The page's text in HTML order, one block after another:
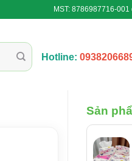
MST: 8786987716-
Hotline:
Sản